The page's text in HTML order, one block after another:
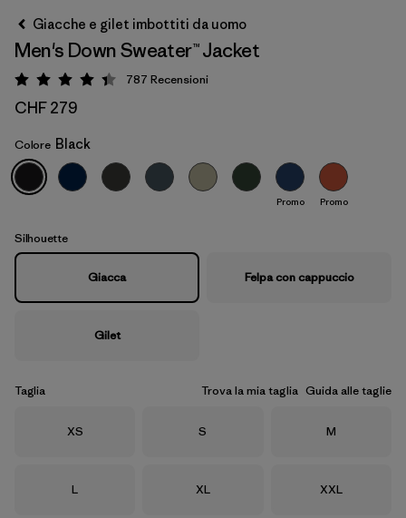
Black
Giacche e gilet imbottiti da uomo
Men's Down Sweater™ Jacket
Valutazione: 4.4 / 5
787 Recensioni
CHF 279
Colore Black
Promo Promo
Silhouette
Giacca Felpa con cappuccio
Gilet
Taglia Trova la mia taglia Guida alle taglie
Taglia
XS Taglia
S Taglia
M
Taglia
L Taglia
XL Taglia
XXL